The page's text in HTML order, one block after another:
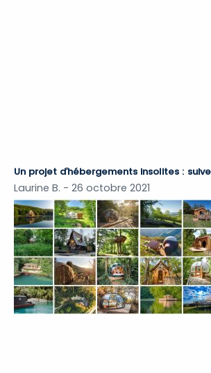
Un projet d’hébergements insolites :
Laurine B. 26 octobre 2021